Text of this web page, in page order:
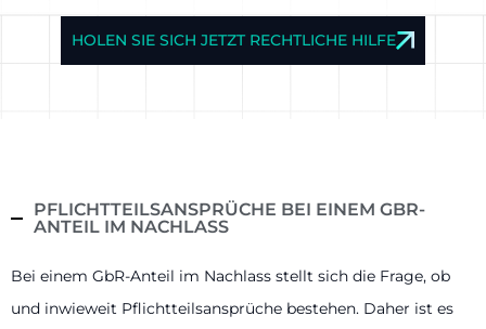
HOLEN SIE SICH JETZT RECHTLICHE HILFE
PFLICHTTEILSANSPRÜCHE BEI EINEM GBR-
ANTEIL IM NACHLASS
Bei einem GbR-Anteil im Nachlass stellt sich die Frage, ob
und inwieweit Pflichtteilsansprüche bestehen. Daher ist es